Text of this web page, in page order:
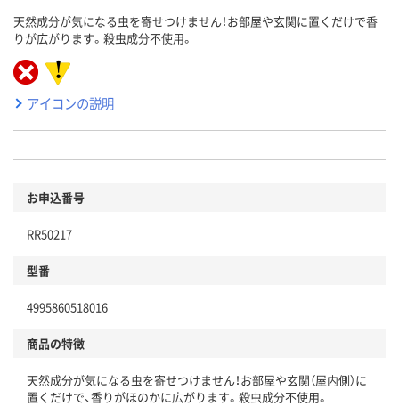
天然成分が気になる虫を寄せつけません！お部屋や玄関に置くだけで香
りが広がります。殺虫成分不使用。
アイコンの説明
お申込番号
RR50217
型番
4995860518016
商品の特徴
天然成分が気になる虫を寄せつけません！お部屋や玄関（屋内側）に
置くだけで、香りがほのかに広がります。殺虫成分不使用。